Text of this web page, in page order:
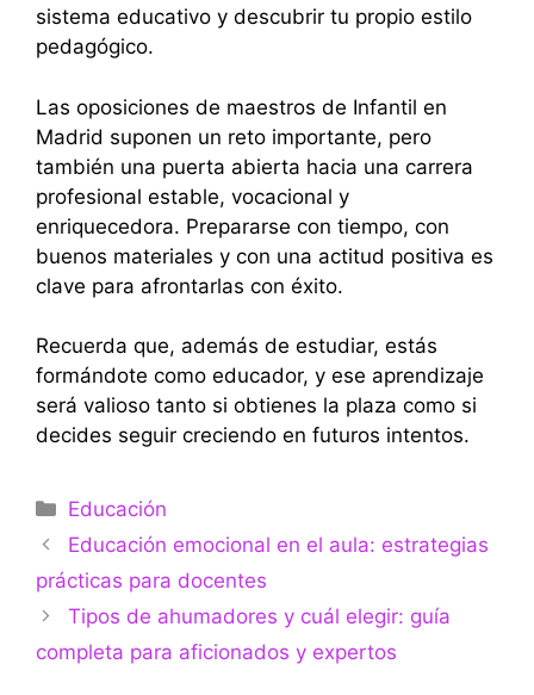
sistema educativo y descubrir tu propio estilo
pedagógico.
Las oposiciones de maestros de Infantil en
Madrid suponen un reto importante, pero
también una puerta abierta hacia una carrera
profesional estable, vocacional y
enriquecedora. Prepararse con tiempo, con
buenos materiales y con una actitud positiva es
clave para afrontarlas con éxito.
Recuerda que, además de estudiar, estás
formándote como educador, y ese aprendizaje
será valioso tanto si obtienes la plaza como si
decides seguir creciendo en futuros intentos.
Categorías
Educación
Educación emocional en el aula: estrategias
prácticas para docentes
Tipos de ahumadores y cuál elegir: guía
completa para aficionados y expertos